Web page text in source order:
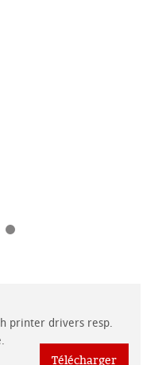
printer drivers resp.
Télécharger